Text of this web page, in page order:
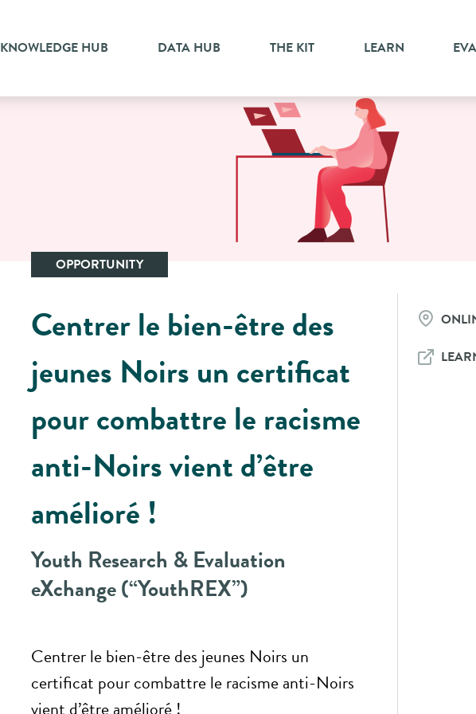
KNOWLEDGE HUB DATA HUB THE KIT LEARN
OPPORTUNITY
Centrer le bien-être des
jeunes Noirs un certificat
pour combattre le racisme
anti-Noirs vient d’être
amélioré !
Youth Research & Evaluation
eXchange (“YouthREX”)
Centrer le bien-être des jeunes Noirs un
certificat pour combattre le racisme anti-Noirs